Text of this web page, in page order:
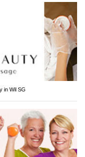
in Wil SG